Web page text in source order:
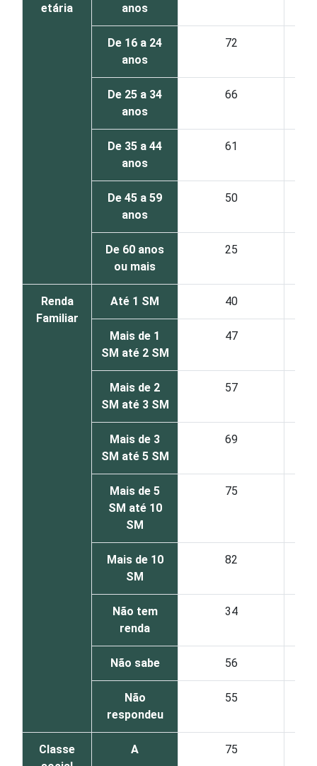
etária
anos
De 16 a 24
anos
72
De 25 a 34
anos
66
De 35 a 44
anos
61
De 45 a 59
anos
50
De 60 anos
ou mais
25
Renda
Familiar
Até 1 SM 40
Mais de 1
SM até 2 SM
47
Mais de 2
SM até 3 SM
57
Mais de 3
SM até 5 SM
69
Mais de 5
SM até 10
SM
75
Mais de 10
SM
82
Não tem
renda
34
Não sabe 56
Não
respondeu
55
Classe
A 75